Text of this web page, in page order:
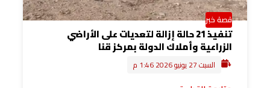
قصة خبر
تنفيذ 21 حالة إزالة لتعديات على الأراضي
الزراعية وأملاك الدولة بمركز قنا
السبت 27 يونيو 2026 1:46 م